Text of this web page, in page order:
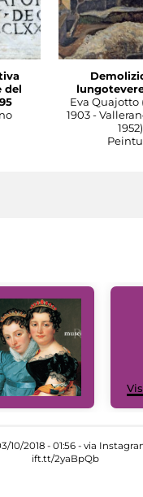
del
Eva Quajotto
1903 -
1952)